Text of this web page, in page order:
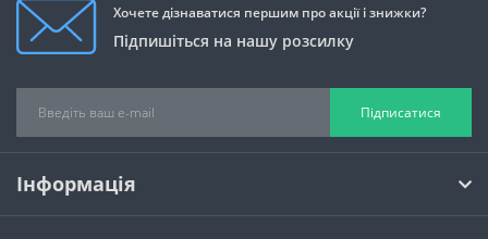
Хочете дізнаватися першим про акції і знижки?
Підпишіться на нашу розсилку
Підписатися
Інформація